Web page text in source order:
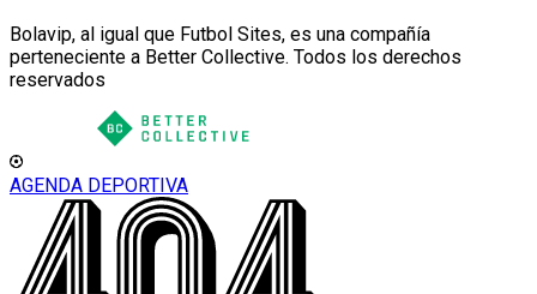
Bolavip, al igual que Futbol Sites, es una compañía
perteneciente a Better Collective. Todos los derechos
reservados
AGENDA DEPORTIVA